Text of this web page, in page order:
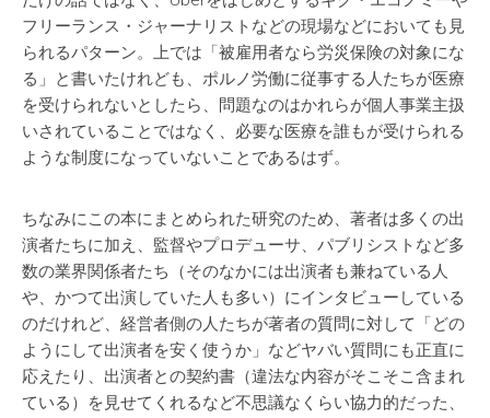
フリーランス・ジャーナリストなどの現場などにおいても見
られるパターン。上では「被雇用者なら労災保険の対象にな
る」と書いたけれども、ポルノ労働に従事する人たちが医療
を受けられないとしたら、問題なのはかれらが個人事業主扱
いされていることではなく、必要な医療を誰もが受けられる
ような制度になっていないことであるはず。
ちなみにこの本にまとめられた研究のため、著者は多くの出
演者たちに加え、監督やプロデューサ、パブリシストなど多
数の業界関係者たち（そのなかには出演者も兼ねている人
や、かつて出演していた人も多い）にインタビューしている
のだけれど、経営者側の人たちが著者の質問に対して「どの
ようにして出演者を安く使うか」などヤバい質問にも正直に
応えたり、出演者との契約書（違法な内容がそこそこ含まれ
ている）を見せてくれるなど不思議なくらい協力的だった、